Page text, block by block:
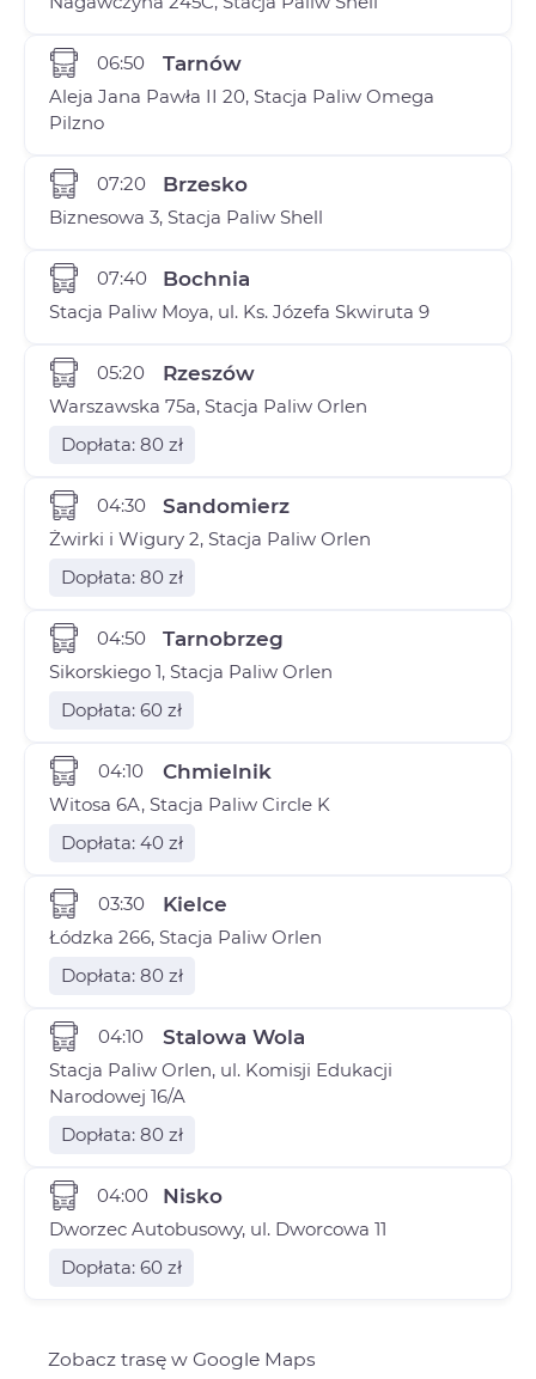
06:50 Tarnów
Aleja Jana Pawła II 20, Stacja Paliw Omega
Pilzno
07:20 Brzesko
Biznesowa 3, Stacja Paliw Shell
07:40 Bochnia
Stacja Paliw Moya, ul. Ks. Józefa Skwiruta 9
05:20 Rzeszów
Warszawska 75a, Stacja Paliw Orlen
Dopłata: 80 zł
04:30 Sandomierz
Żwirki i Wigury 2, Stacja Paliw Orlen
Dopłata: 80 zł
04:50 Tarnobrzeg
Sikorskiego 1, Stacja Paliw Orlen
Dopłata: 60 zł
04:10 Chmielnik
Witosa 6A, Stacja Paliw Circle K
Dopłata: 40 zł
03:30 Kielce
Łódzka 266, Stacja Paliw Orlen
Dopłata: 80 zł
04:10 Stalowa Wola
Stacja Paliw Orlen, ul. Komisji Edukacji
Narodowej 16/A
Dopłata: 80 zł
04:00 Nisko
Dworzec Autobusowy, ul. Dworcowa 11
Dopłata: 60 zł
Zobacz trasę w Google Maps